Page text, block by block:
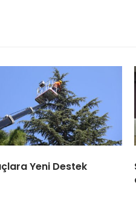
Yeni Destek